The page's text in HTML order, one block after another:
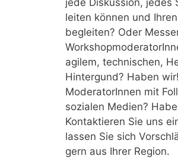
jede Diskussion, jedes
leiten können und
begleiten? Oder
agilem, technischen,
Hintergund? Haben
ModeratorInnen mit
sozialen Medien?
Kontaktieren Sie uns
lassen Sie sich
gern aus Ihrer Region.